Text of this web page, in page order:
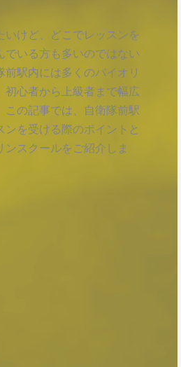
いけど、どこでレッスンを
でいる方も多いのではない
前駅内には多くのバイオリ
初心者から上級者まで幅広
この記事では、自衛隊前駅
ンを受ける際のポイントと
ンスクールをご紹介しま